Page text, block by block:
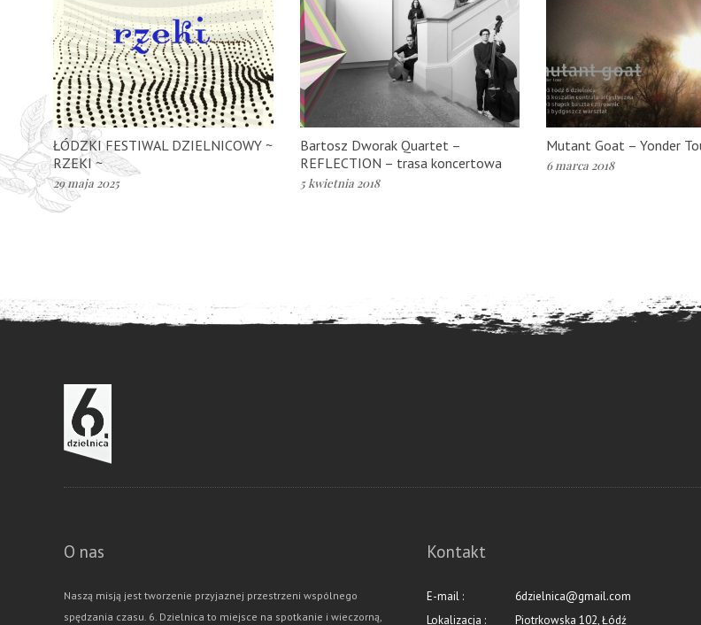
ŁÓDZKI FESTIWAL DZIELNICOWY ~
RZEKI ~
29 maja 2025
Bartosz Dworak Quartet –
REFLECTION – trasa koncertowa
5 kwietnia 2018
Mutant Goat – Yonder
6 marca 2018
O nas
Naszą misją jest tworzenie przyjaznej przestrzeni wspólnego
spędzania czasu. 6. Dzielnica to miejsce na spotkanie i wieczorną,
Kontakt
E-mail :
6dzielnica@gmail.com
Lokalizacja :
Piotrkowska 102, Łódź